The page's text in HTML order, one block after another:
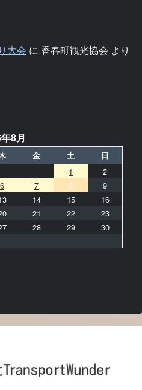
大会 に 香春町観光協会 より
8月
金 土 日
1
2
6 7 8
9
14 15
16
21 22
23
28 29
30